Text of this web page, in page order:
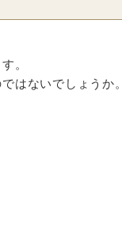
。
はないでしょうか。